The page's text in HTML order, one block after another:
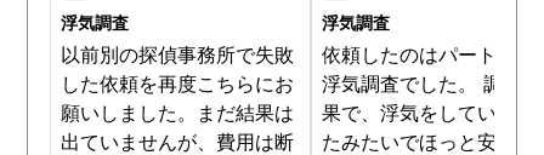
浮気調査
以前別の探偵事務所で失敗
した依頼を再度こちらにお
願いしました。まだ結果は
出ていませんが、費用は断
浮気調査
依頼したのはパートナー
浮気調査でした。 調査
果で、浮気をしていなか
たみたいでほっと安心し